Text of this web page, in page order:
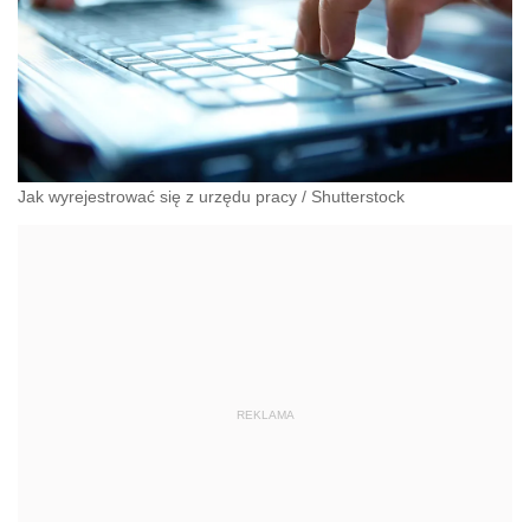
Jak wyrejestrować się z urzędu pracy / Shutterstock